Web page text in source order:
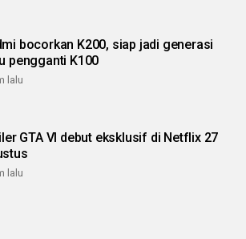
bocorkan K200, siap jadi generasi
pengganti K100
lalu
GTA VI debut eksklusif di Netflix 27
lalu